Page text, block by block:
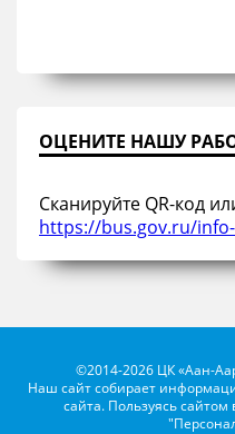
ОЦЕНИТЕ НАШУ
Сканируйте QR-код
https://bus.gov.ru/
©2014-2026 ЦК «Аан-
Наш сайт собирает
сайта. Пользуясь сайтом